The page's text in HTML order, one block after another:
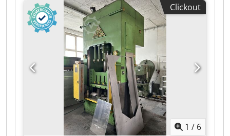
Belastungen: untere Aufspannplatte: 7.000 kg
obere Abschwenkplatte: 3.500 kg
Clickout
1 / 6